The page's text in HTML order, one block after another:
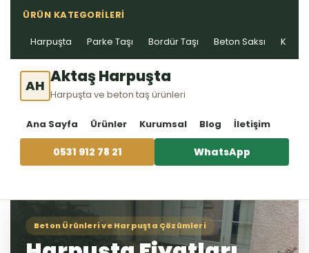
ÜRÜN KATEGORILERI
Harpuşta Parke Taşı Bordür Taşı Beton Saksı Kablo
AH Aktaş Harpuşta
Harpuşta ve beton taş ürünleri
Ana Sayfa Ürünler Kurumsal Blog İletişim
0531 912 78 21 WhatsApp